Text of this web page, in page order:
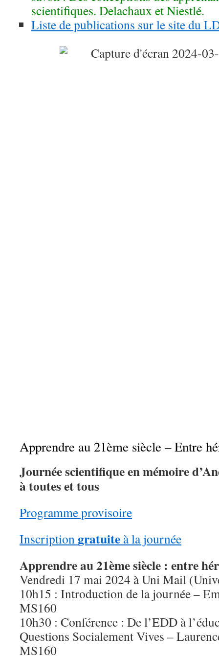
scientifiques. Delachaux et Niestlé.
Liste de publications sur le site du
Apprendre au 21ème siècle – Entre
Journée scientifique en mémoire
à toutes et tous
Programme provisoire
Inscription gratuite à la journée
Apprendre au 21ème siècle : entre
Vendredi 17 mai 2024 à Uni Mail
10h15 : Introduction de la journée –
MS160
10h30 : Conférence : De l’EDD à
Questions Socialement Vives –
MS160